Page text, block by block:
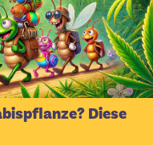
Diese